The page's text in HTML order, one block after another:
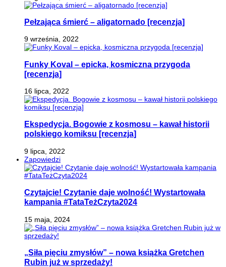
Pełzająca śmierć – aligatornado [recenzja]
9 września, 2022
Funky Koval – epicka, kosmiczna przygoda
[recenzja]
16 lipca, 2022
Ekspedycja. Bogowie z kosmosu – kawał historii
polskiego komiksu [recenzja]
9 lipca, 2022
Zapowiedzi
Czytajcie! Czytanie daje wolność! Wystartowała
kampania #TataTeżCzyta2024
15 maja, 2024
„Siła pięciu zmysłów” – nowa książka Gretchen
Rubin już w sprzedaży!